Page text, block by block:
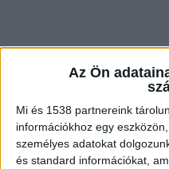
Az Ön
Mi és 1538 partnereink
információkhoz egy
személyes adatokat
és standard információkat,
Mi robbantotta ki